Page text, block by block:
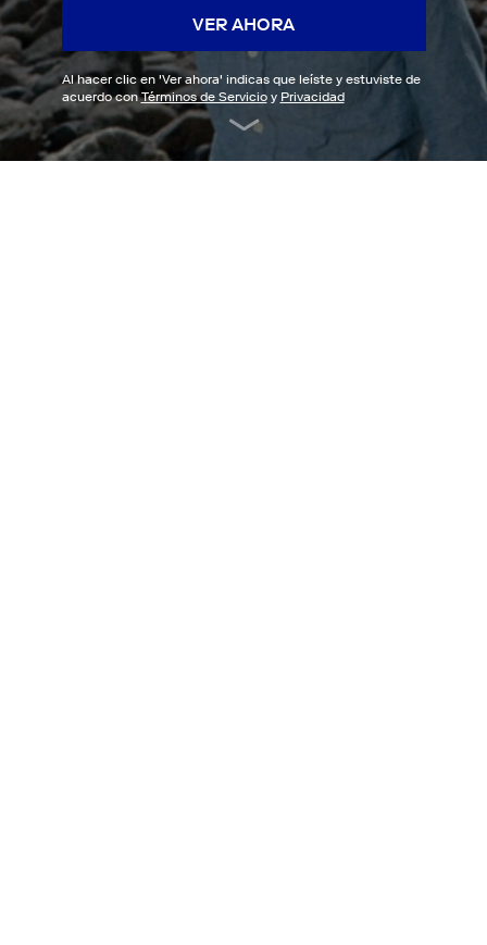
VER AHORA
Al hacer clic en 'Ver ahora' indicas que leíste y estuviste de
acuerdo conTérminos de Servicioy Privacidad